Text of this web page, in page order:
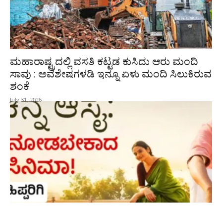
ಮಹಾರಾಷ್ಟ್ರದಲ್ಲಿ ವಸತಿ ಕಟ್ಟಡ ಕುಸಿದು ಆರು ಮಂದಿ
ಸಾವು : ಅವಶೇಷಗಳಡಿ ಇನ್ನೂ ಏಳು ಮಂದಿ ಸಿಲುಕಿರುವ
ಶಂಕೆ
July 31, 2026